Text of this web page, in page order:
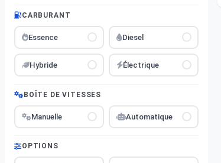
CARBURANT
Essence Diesel
Hybride Électrique
BOÎTE DE VITESSES
Manuelle Automatique
OPTIONS